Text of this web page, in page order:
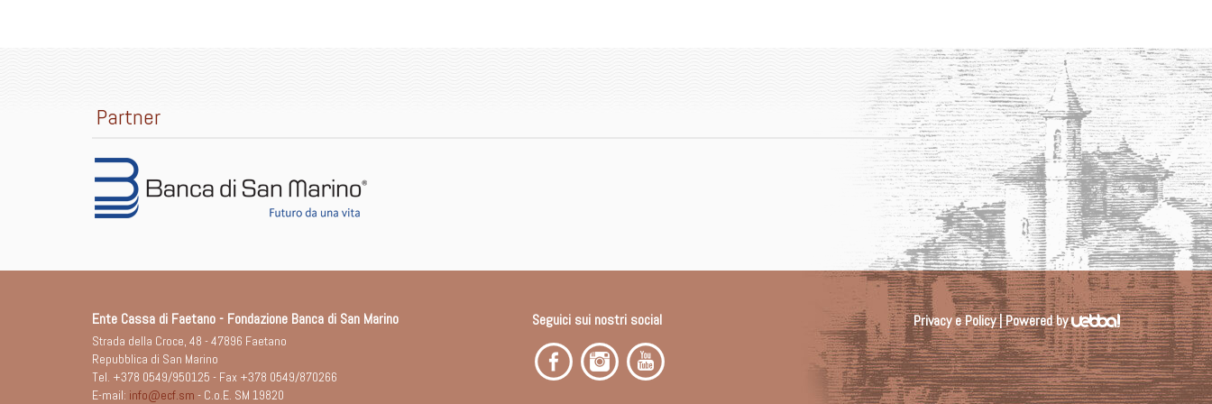
Partner
Ente Cassa di Faetano - Fondazione Banca di San Marino
Strada della Croce, 48 - 47896 Faetano
Repubblica di San Marino
Tel. +378 0549/950125 - Fax +378 0549/870266
E-mail: info@ecf.sm - C.o.E. SM 19820
Seguici sui nostri social Privacy e Policy| Powered by